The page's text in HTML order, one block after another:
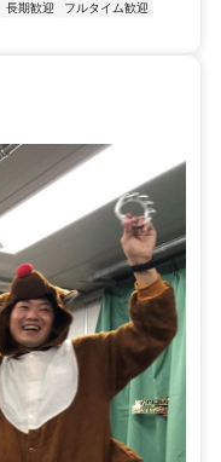
長期歓迎
フルタイム歓迎